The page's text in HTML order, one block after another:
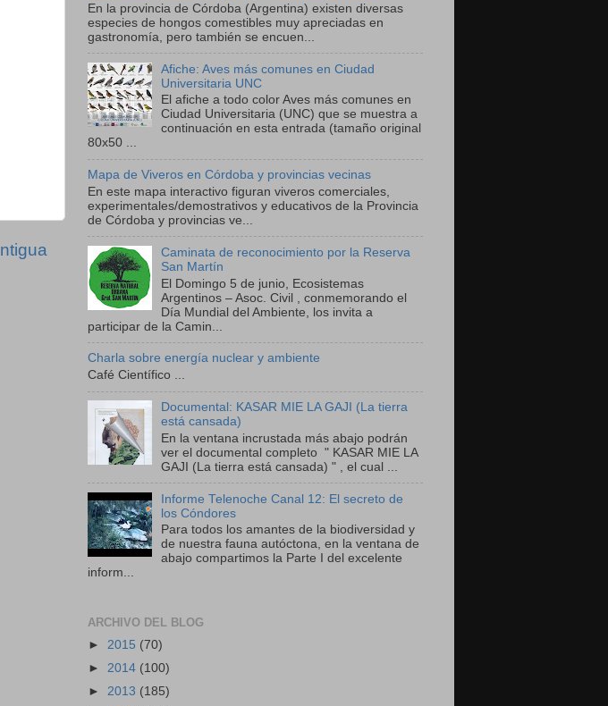
En la provincia de Córdoba (Argentina) existen diversas
especies de hongos comestibles muy apreciadas en
gastronomía, pero también se encuen...
Afiche: Aves más comunes en Ciudad
Universitaria UNC
El afiche a todo color Aves más comunes en
Ciudad Universitaria (UNC) que se muestra a
continuación en esta entrada (tamaño original
80x50 ...
Mapa de Viveros en Córdoba y provincias vecinas
En este mapa interactivo figuran viveros comerciales,
experimentales/demostrativos y educativos de la Provincia
de Córdoba y provincias ve...
Caminata de reconocimiento por la Reserva
San Martín
El Domingo 5 de junio, Ecosistemas
Argentinos – Asoc. Civil , conmemorando el
Día Mundial del Ambiente, los invita a
participar de la Camin...
Charla sobre energía nuclear y ambiente
Café Científico ...
Documental: KASAR MIE LA GAJI (La tierra
está cansada)
En la ventana incrustada más abajo podrán
ver el documental completo " KASAR MIE LA
GAJI (La tierra está cansada) " , el cual ...
Informe Telenoche Canal 12: El secreto de
los Cóndores
Para todos los amantes de la biodiversidad y
de nuestra fauna autóctona, en la ventana de
abajo compartimos la Parte I del excelente
inform...
ARCHIVO DEL BLOG
► 2015 (70)
► 2014 (100)
► 2013 (185)